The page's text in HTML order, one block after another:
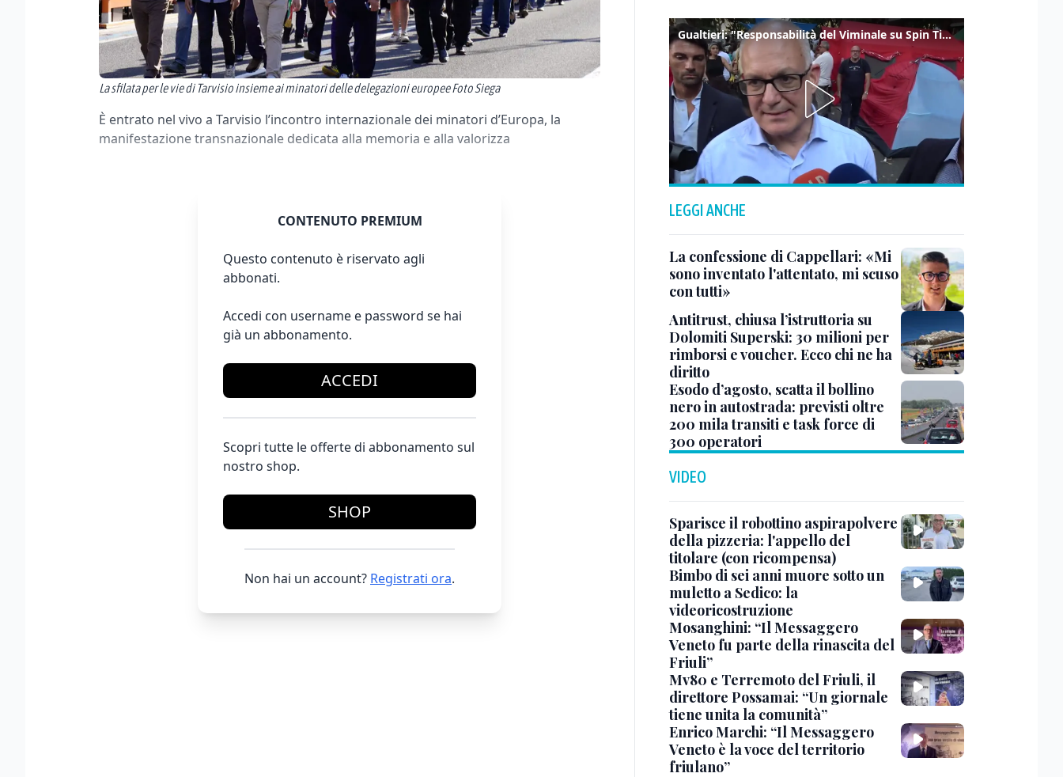
La sfilata per le vie di Tarvisio insieme ai minatori delle delegazioni europee Foto Siega
È entrato nel vivo a Tarvisio l’incontro internazionale dei minatori d’Europa, la
manifestazione transnazionale dedicata alla memoria e alla valorizza
CONTENUTO PREMIUM
Questo contenuto è riservato agli
abbonati.
Accedi con username e password se hai
già un abbonamento.
ACCEDI
Scopri tutte le offerte di abbonamento sul
nostro shop.
SHOP
Non hai un account? Registrati ora.
Gualtieri: "Responsabilità del Viminale su Spin Time? La posizione dei partiti è nota"
LEGGI ANCHE
La confessione di Cappellari: «Mi
sono inventato l'attentato, mi scuso
con tutti»
Antitrust, chiusa l’istruttoria su
Dolomiti Superski: 30 milioni per
rimborsi e voucher. Ecco chi ne ha
diritto
Esodo d’agosto, scatta il bollino
nero in autostrada: previsti oltre
200 mila transiti e task force di
300 operatori
VIDEO
Sparisce il robottino aspirapolvere
della pizzeria: l'appello del
titolare (con ricompensa)
Bimbo di sei anni muore sotto un
muletto a Sedico: la
videoricostruzione
Mosanghini: “Il Messaggero
Veneto fu parte della rinascita del
Friuli”
Mv80 e Terremoto del Friuli, il
direttore Possamai: “Un giornale
tiene unita la comunità”
Enrico Marchi: “Il Messaggero
Veneto è la voce del territorio
friulano”